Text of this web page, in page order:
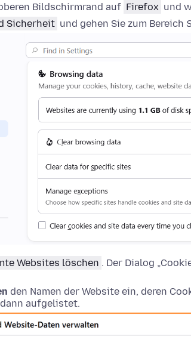
Bildschirmrand auf Firefox und
Sicherheit und gehen Sie zum Bereich
Websites löschen . Der Dialog
den Namen der Website ein, deren
aufgelistet.